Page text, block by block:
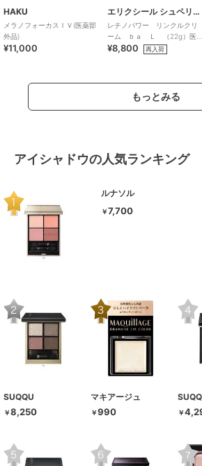
HAKU
メラノフォーカスＩＶ(医薬部
外品)
¥11,000
エリクシール シュペリエル
レチノパワー リンクルクリ
ーム ｂａ Ｌ （22g）医薬
部外品
¥8,800 再入荷
もっとみる
アイシャドウの人気ランキング
ルナソル
￥7,700
SUQQU
￥8,250
マキアージュ
￥990 ￥